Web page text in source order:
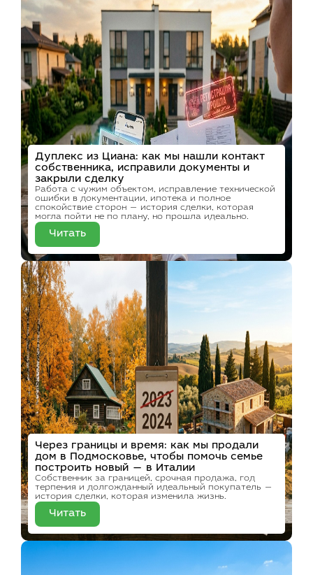
Дуплекс из Циана: как мы нашли контакт
собственника, исправили документы и
закрыли сделку
Работа с чужим объектом, исправление технической
ошибки в документации, ипотека и полное
спокойствие сторон — история сделки, которая
могла пойти не по плану, но прошла идеально.
Читать
Через границы и время: как мы продали
дом в Подмосковье, чтобы помочь семье
построить новый — в Италии
Собственник за границей, срочная продажа, год
терпения и долгожданный идеальный покупатель —
история сделки, которая изменила жизнь.
Читать